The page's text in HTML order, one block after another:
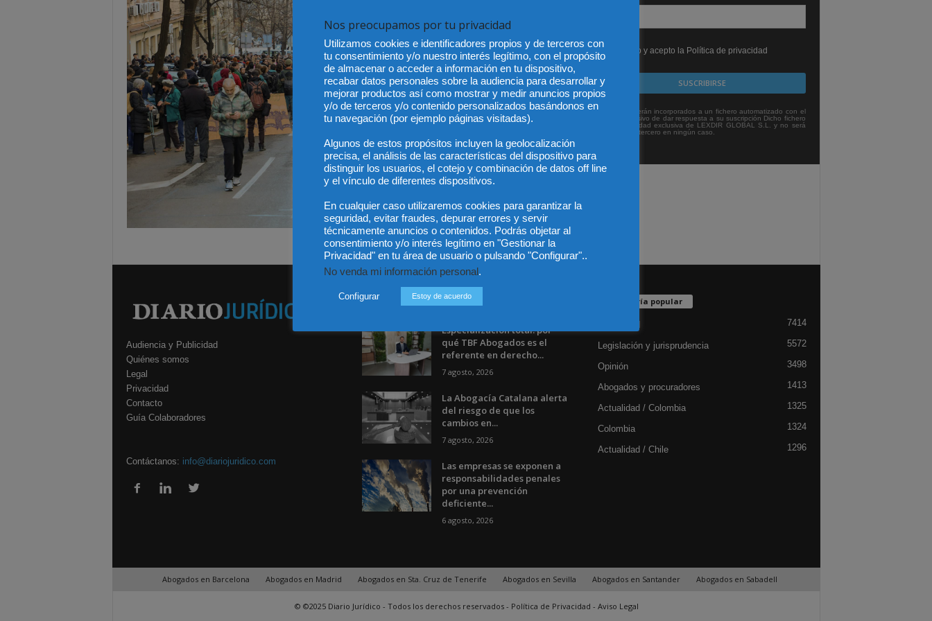
He leído y acepto la Política de privacidad
Sus datos serán incorporados a un fichero automatizado con el
objeto exclusivo de dar respuesta a su suscripción Dicho fichero
es de titularidad exclusiva de LEXDIR GLOBAL S.L. y no será
cedido a un tercero en ningún caso.
Audiencia y Publicidad
Quiénes somos
Legal
Privacidad
Contacto
Guía Colaboradores
Contáctanos: info@diariojuridico.com
Incluso más noticias
Especialización total: por
qué TBF Abogados es el
referente en derecho...
7 agosto, 2026
La Abogacía Catalana alerta
del riesgo de que los
cambios en...
7 agosto, 2026
Las empresas se exponen a
responsabilidades penales
por una prevención
deficiente...
6 agosto, 2026
Categoría popular
Actualidad 7414
Legislación y jurisprudencia 5572
Opinión 3498
Abogados y procuradores 1413
Actualidad / Colombia 1325
Colombia 1324
Actualidad / Chile 1296
Abogados en Barcelona Abogados en Madrid Abogados en Sta. Cruz de Tenerife Abogados en Sevilla Abogados en Santander Abogados en Sabadell
© ©2025 Diario Jurídico - Todos los derechos reservados - Política de Privacidad - Aviso Legal
Nos preocupamos por tu privacidad
Utilizamos cookies e identificadores propios y de terceros con
tu consentimiento y/o nuestro interés legítimo, con el propósito
de almacenar o acceder a información en tu dispositivo,
recabar datos personales sobre la audiencia para desarrollar y
mejorar productos así como mostrar y medir anuncios propios
y/o de terceros y/o contenido personalizados basándonos en
tu navegación (por ejemplo páginas visitadas).
Algunos de estos propósitos incluyen la geolocalización
precisa, el análisis de las características del dispositivo para
distinguir los usuarios, el cotejo y combinación de datos off line
y el vínculo de diferentes dispositivos.
En cualquier caso utilizaremos cookies para garantizar la
seguridad, evitar fraudes, depurar errores y servir
técnicamente anuncios o contenidos. Podrás objetar al
consentimiento y/o interés legítimo en "Gestionar la
Privacidad" en tu área de usuario o pulsando "Configurar"..
No venda mi información personal .
Configurar Estoy de acuerdo